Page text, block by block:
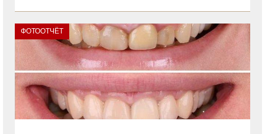
ФОТООТЧЁТ